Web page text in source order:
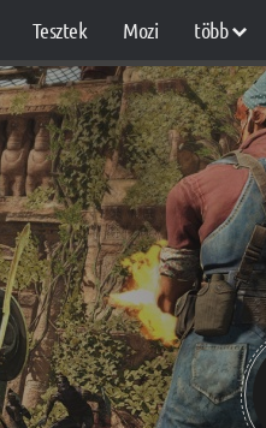
Tesztek Mozi több